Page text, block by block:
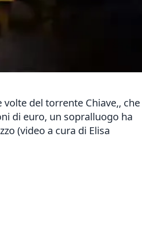
del torrente Chiave,, che
di euro, un sopralluogo ha
(video a cura di Elisa